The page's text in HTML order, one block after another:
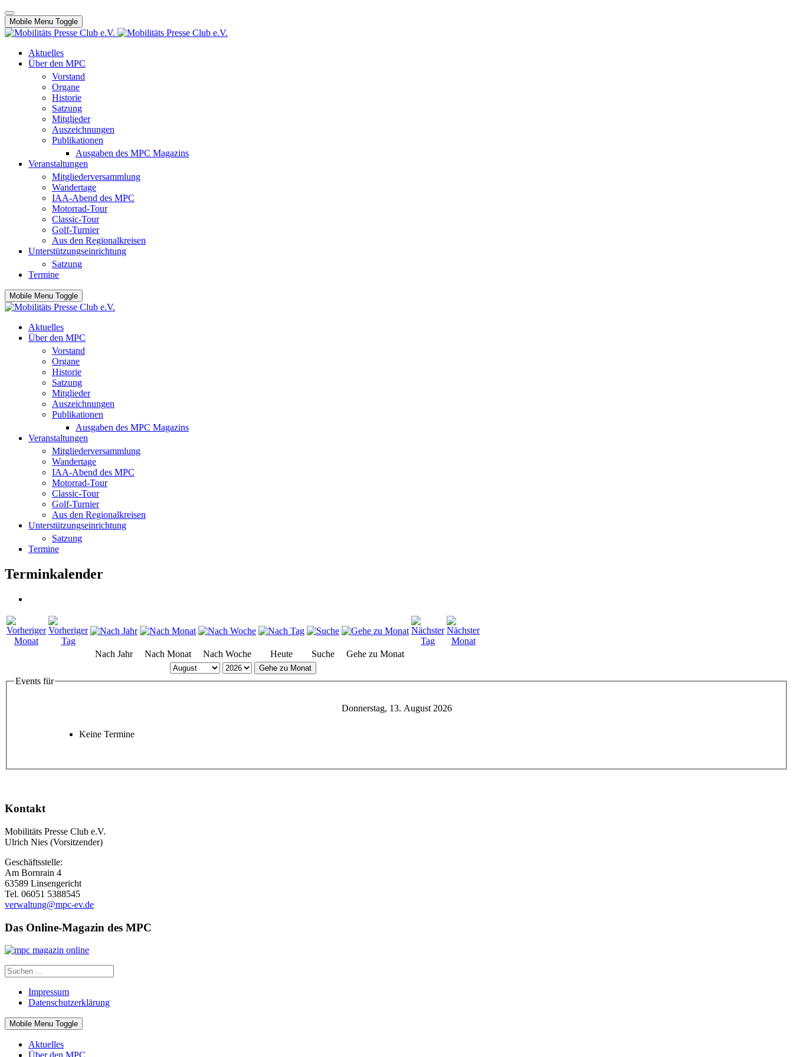
Mobile Menu Toggle
Aktuelles
Über den MPC
Vorstand
Organe
Historie
Satzung
Mitglieder
Auszeichnungen
Publikationen
Ausgaben des MPC Magazins
Veranstaltungen
Mitgliederversammlung
Wandertage
IAA-Abend des MPC
Motorrad-Tour
Classic-Tour
Golf-Turnier
Aus den Regionalkreisen
Unterstützungseinrichtung
Satzung
Termine
Mobile Menu Toggle
Aktuelles
Über den MPC
Vorstand
Organe
Historie
Satzung
Mitglieder
Auszeichnungen
Publikationen
Ausgaben des MPC Magazins
Veranstaltungen
Mitgliederversammlung
Wandertage
IAA-Abend des MPC
Motorrad-Tour
Classic-Tour
Golf-Turnier
Aus den Regionalkreisen
Unterstützungseinrichtung
Satzung
Termine
Terminkalender
Nach Jahr Nach Monat Nach Woche Heute Suche Gehe zu Monat
Gehe zu Monat
Events für
Donnerstag, 13. August 2026
Keine Termine
Kontakt
Mobilitäts Presse Club e.V.
Ulrich Nies (Vorsitzender)
Geschäftsstelle:
Am Bornrain 4
63589 Linsengericht
Tel. 06051 5388545
verwaltung@mpc-ev.de
Das Online-Magazin des MPC
Impressum
Datenschutzerklärung
Mobile Menu Toggle
Aktuelles